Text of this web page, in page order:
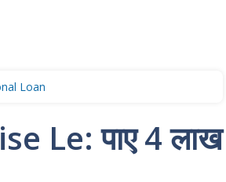
Loan
Le: पाए 4 लाख